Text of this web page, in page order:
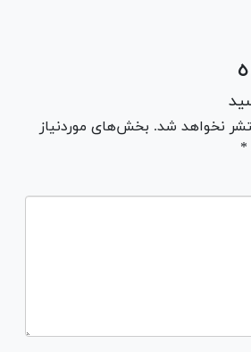
نخواهد شد. بخش‌های موردنیاز
*